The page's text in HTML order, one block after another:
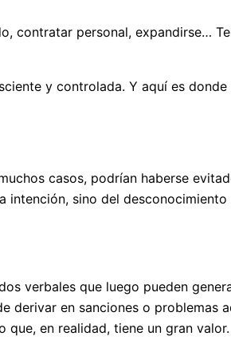
contratar personal, expandirse…
y controlada. Y aquí es donde
casos, podrían haberse
intención, sino del
verbales que luego pueden
derivar en sanciones o problemas
en realidad, tiene un gran valor.